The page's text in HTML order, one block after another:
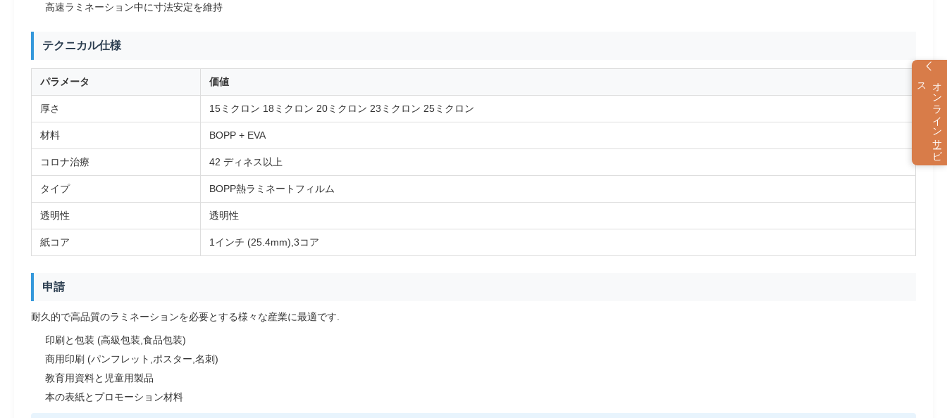
オ
ン
ラ
イ
ン
サ
ービ
ス
高速ラミネーション中に寸法安定を維持
テクニカル仕様
パラメータ 価値
厚さ 15ミクロン 18ミクロン 20ミクロン 23ミクロン 25ミクロン
材料 BOPP + EVA
コロナ治療 42 ディネス以上
タイプ BOPP熱ラミネートフィルム
透明性 透明性
紙コア 1インチ (25.4mm),3コア
申請
耐久的で高品質のラミネーションを必要とする様々な産業に最適です.
印刷と包装 (高級包装,食品包装)
商用印刷 (パンフレット,ポスター,名刺)
教育用資料と児童用製品
本の表紙とプロモーション材料